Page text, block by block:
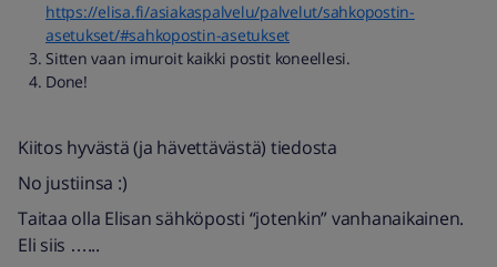
https://elisa.fi/asiakaspalvelu/palvelut/sahkopostin-
asetukset/#sahkopostin-asetukset
Sitten vaan imuroit kaikki postit koneellesi.
Done!
Kiitos hyvästä (ja hävettävästä) tiedosta
No justiinsa :)
Taitaa olla Elisan sähköposti “jotenkin” vanhanaikainen.
Eli siis …...